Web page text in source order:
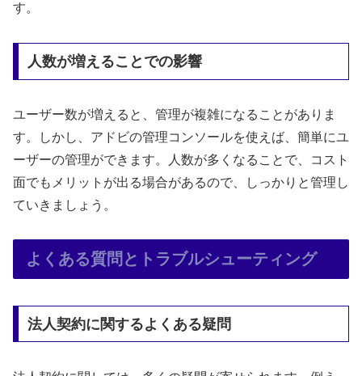
す。
人数が増えることでの影響
ユーザー数が増えると、管理が複雑になることがありま
す。しかし、アドビの管理コンソールを使えば、簡単にユ
ーザーの管理ができます。人数が多くなることで、コスト
面でもメリットが出る場合があるので、しっかりと管理し
ていきましょう。
よくある質問とトラブルシューティング
法人契約に関するよくある疑問